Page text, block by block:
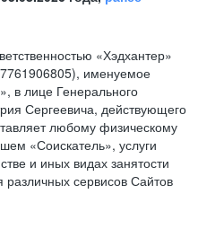
«Хэдхантер»
именуемое
в лице Генерального
Сергеевича, действующего
любому физическому
«Соискатель», услуги
и иных видах занятости
различных сервисов Сайтов